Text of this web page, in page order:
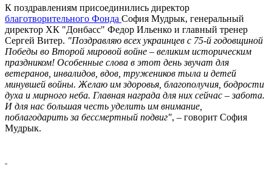
К поздравлениям присоединились директор
благотворительного Фонда София Мудрык, генеральный
директор ХК "Донбасс" Федор Ильенко и главный тренер
Сергей Витер. "Поздравляю всех украинцев с 75-й годовщиной
Победы во Второй мировой войне – великим историческим
праздником! Особенные слова в этот день звучат для
ветеранов, инвалидов, вдов, тружеников тыла и детей
минувшей войны. Желаю им здоровья, благополучия, бодрости
духа и мирного неба. Главная награда для них сейчас – забота.
И для нас большая честь уделить им внимание,
поблагодарить за бессмертный подвиг", – говорит София
Мудрык.